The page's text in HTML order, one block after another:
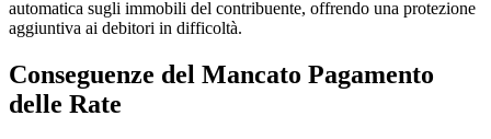
automatica sugli immobili del contribuente, offrendo una protezione
aggiuntiva ai debitori in difficoltà.
Conseguenze del Mancato Pagamento
delle Rate